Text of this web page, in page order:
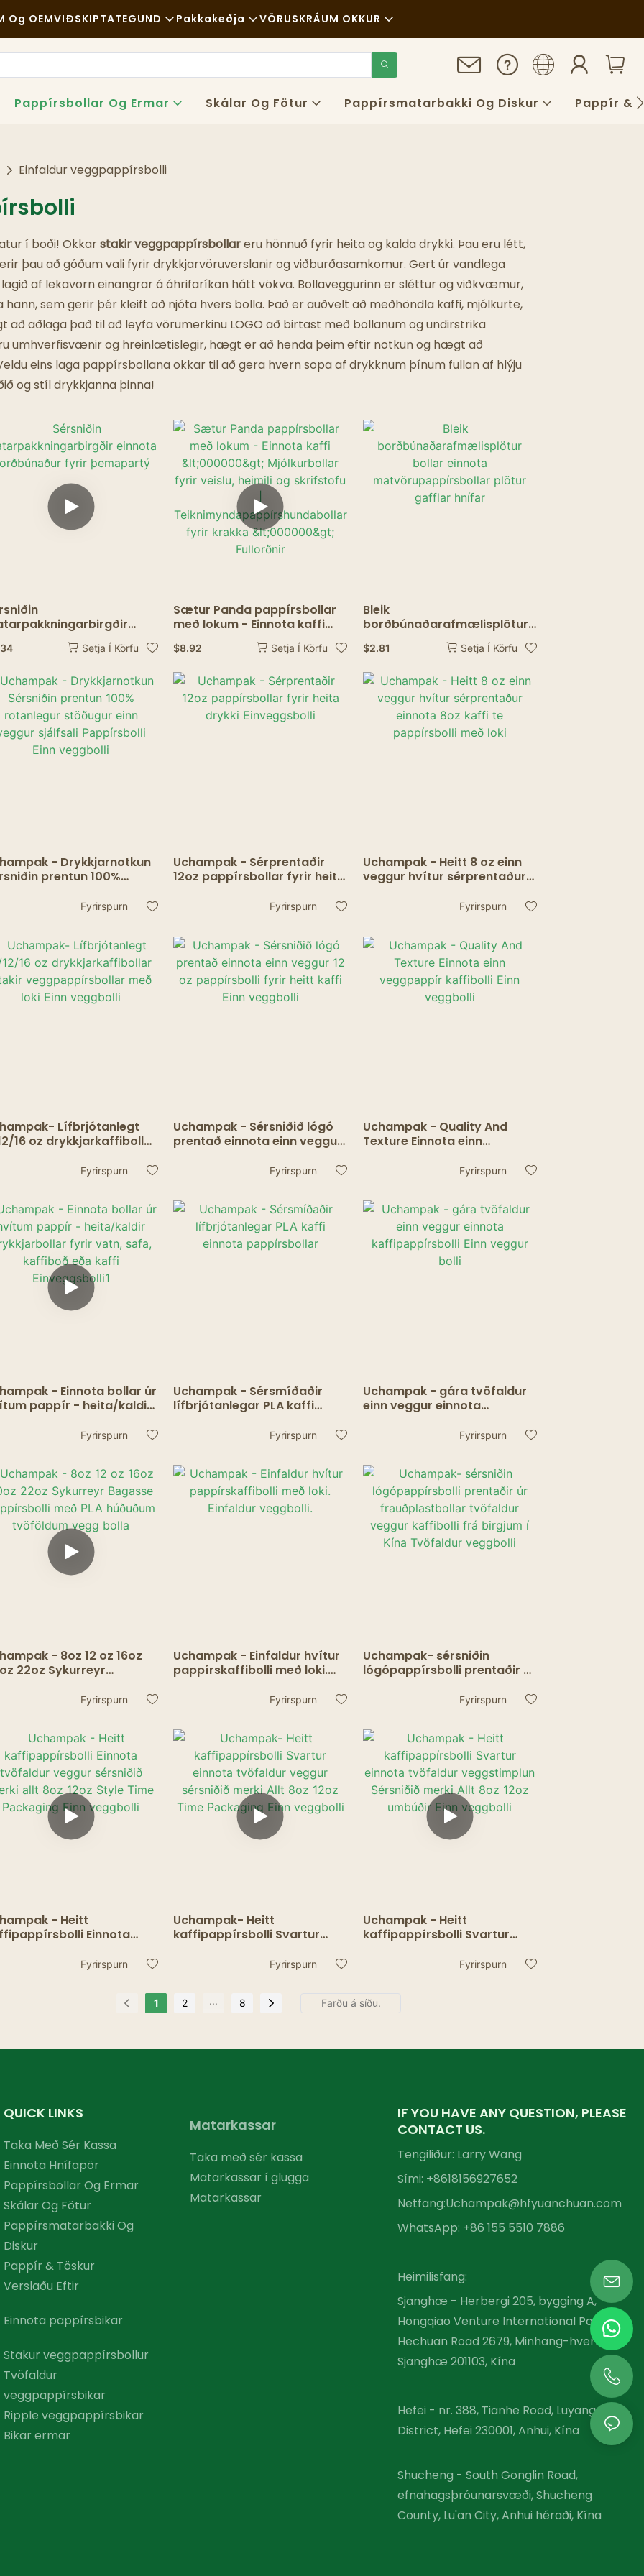
Og OEMVIÐSKIPTATEGUND
Bakarí
Feiti Skeið
Veitingastaðir Með Draugum
Pakkakeðja VÖRUSKRÁUM OKKUR
Pappírsbollar Og Ermar Skálar Og Fötur Pappírsmatarbakki Og Diskur Pappír &
Einfaldur veggpappírsbolli
í boði! Okkarstakir veggpappírsbollareru hönnuð fyrir heita og kalda drykki. Þau eru létt,
þau að góðum vali fyrir drykkjarvöruverslanir og viðburðasamkomur. Gert úr vandlega
af lekavörn einangrar á áhrifaríkan hátt vökva. Bollaveggurinn er sléttur og viðkvæmur,
sem gerir þér kleift að njóta hvers bolla. Það er auðvelt að meðhöndla kaffi, mjólkurte,
að aðlaga það til að leyfa vörumerkinu LOGO að birtast með bollanum og undirstrika
umhverfisvænir og hreinlætislegir, hægt er að henda þeim eftir notkun og hægt að
eins laga pappírsbollana okkar til að gera hvern sopa af drykknum þínum fullan af hlýju
og stíl drykkjanna þinna!
borðbúnaður fyrir
Setja Í Körfu
Sætur Panda pappírsbollar
með lokum - Einnota kaffi
<000000> Mjólkurbollar fyrir
veislu, heimili og skrifstofu |
ollar fyrir krakka <000000>
Fullorðnir
$8.92 Setja Í Körfu
Bleik
borðbúnaðarafmælisplötur
matvörupappírsbollar plötur
$2.81 Setja Í Körfu
- Drykkjarnotkun
prentun 100%
sjálfsali Pappírsbolli
Fyrirspurn
Uchampak - Sérprentaðir
12oz pappírsbollar fyrir heita
Fyrirspurn
Uchampak - Heitt 8 oz einn
veggur hvítur sérprentaður
pappírsbolli með loki
Fyrirspurn
Lífbrjótanlegt
16 oz drykkjarkaffibollar
loki Einn veggbolli
Fyrirspurn
Uchampak - Sérsniðið lógó
prentað einnota einn veggur
kaffi Einn veggbolliFyrirspurn
Uchampak - Quality And
Texture Einnota einn
Fyrirspurn
- Einnota bollar úr
pappír - heita/kaldir
kaffiboð eða kaffi
Fyrirspurn
Uchampak - Sérsmíðaðir
lífbrjótanlegar PLA kaffi
Fyrirspurn
Uchampak - gára tvöfaldur
einn veggur einnota
Fyrirspurn
- 8oz 12 oz 16oz
22oz Sykurreyr
húðuðum tvöföldum
Fyrirspurn
Uchampak - Einfaldur hvítur
pappírskaffibolli með loki.
Fyrirspurn
Uchampak- sérsniðin
lógópappírsbolli prentaðir úr
veggur kaffibolli frá birgjum í
Fyrirspurn
- Heitt
Einnota
allt 8oz 12oz Style Time
Fyrirspurn
Uchampak- Heitt
kaffipappírsbolli Svartur
sérsniðið merki Allt 8oz 12oz
Fyrirspurn
Uchampak - Heitt
kaffipappírsbolli Svartur
veggstimplun Sérsniðið
Fyrirspurn
1 2 ... 8
QUICK LINKS
Taka Með Sér Kassa
Einnota Hnífapör
Pappírsbollar Og Ermar
Skálar Og Fötur
Pappírsmatarbakki Og
Diskur
Pappír & Töskur
Verslaðu Eftir
Einnota pappírsbikar
Stakur veggpappírsbollur
Tvöfaldur
veggpappírsbikar
Ripple veggpappírsbikar
Bikar ermar
Matarkassar
Taka með sér kassa
Matarkassar í glugga
Matarkassar
IF YOU HAVE ANY QUESTION, PLEASE
CONTACT US.
Tengiliður: Larry Wang
Sími: +8618156927652
Netfang:Uchampak@hfyuanchuan.com
WhatsApp: +86 155 5510 7886
Heimilisfang:
Sjanghæ - Herbergi 205, bygging A,
Hongqiao Venture International Park,
Hechuan Road 2679, Minhang-hverfið,
Sjanghæ 201103, Kína
Hefei - nr. 388, Tianhe Road, Luyang
District, Hefei 230001, Anhui, Kína
Shucheng - South Gonglin Road,
efnahagsþróunarsvæði, Shucheng
County, Lu'an City, Anhui héraði, Kína